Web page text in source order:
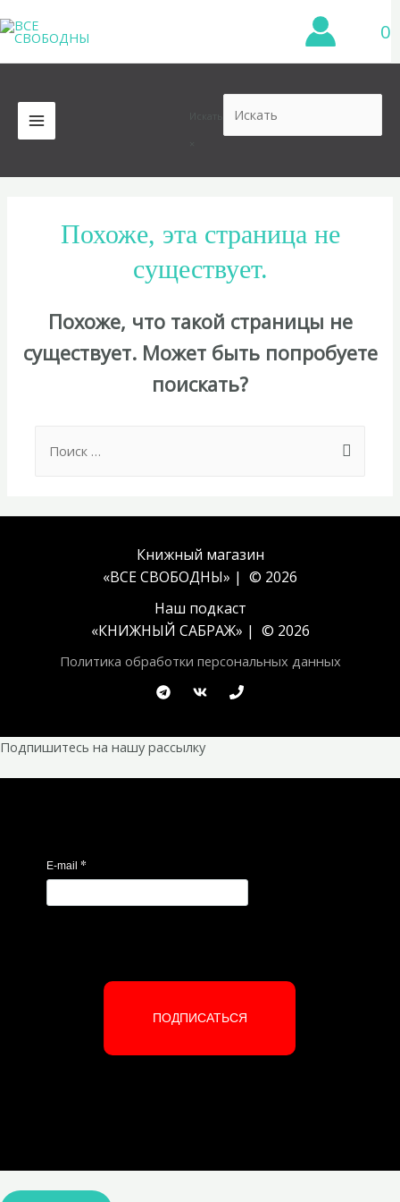
к
содержимому
0
MAIN
MENU
Похоже, эта страница не
существует.
Похоже, что такой страницы не
существует. Может быть попробуете
поискать?
for:
Книжный магазин
«ВСЕ СВОБОДНЫ» | © 2026
Наш подкаст
«КНИЖНЫЙ САБРАЖ» | © 2026
Политика обработки персональных данных
Подпишитесь на нашу рассылку
E-mail *
ПОДПИСАТЬСЯ